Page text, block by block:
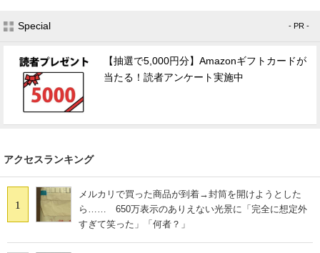
Special - PR -
【抽選で5,000円分】Amazonギフトカードが
当たる！読者アンケート実施中
アクセスランキング
1
メルカリで買った商品が到着→封筒を開けようとした
ら…… 650万表示のありえない光景に「完全に想定外
すぎて笑った」「何者？」